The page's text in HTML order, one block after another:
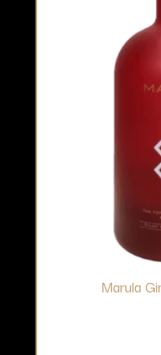
Marula